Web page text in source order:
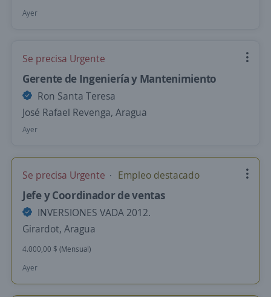
Ayer
Se precisa Urgente
Gerente de Ingeniería y Mantenimiento
Ron Santa Teresa
José Rafael Revenga, Aragua
Ayer
Se precisa Urgente Empleo destacado
Jefe y Coordinador de ventas
INVERSIONES VADA 2012.
Girardot, Aragua
4.000,00 $ (Mensual)
Ayer